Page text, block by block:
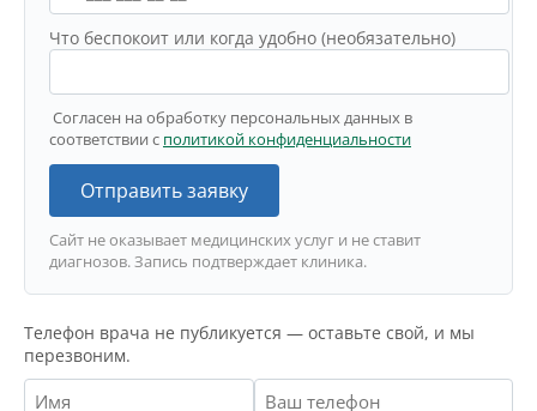
Что беспокоит или когда удобно (необязательно)
Согласен на обработку персональных данных в
соответствии с политикой конфиденциальности
Отправить заявку
Сайт не оказывает медицинских услуг и не ставит
диагнозов. Запись подтверждает клиника.
Телефон врача не публикуется — оставьте свой, и мы
перезвоним.